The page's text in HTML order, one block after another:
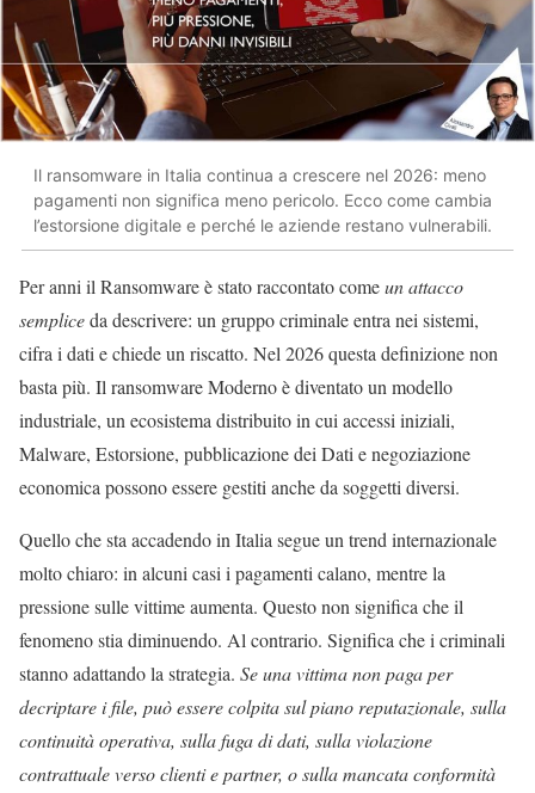
Il ransomware in Italia continua a crescere nel 2026: meno
pagamenti non significa meno pericolo. Ecco come cambia
l’estorsione digitale e perché le aziende restano vulnerabili.
Per anni ilRansomwareè stato raccontato comeun attacco
sempliceda descrivere: un gruppo criminale entra nei sistemi,
cifra i dati e chiede un riscatto. Nel 2026 questa definizione non
basta più. Il ransomware Moderno è diventato un modello
industriale, un ecosistema distribuito in cui accessi iniziali,
Malware, Estorsione, pubblicazione dei Dati e negoziazione
economica possono essere gestiti anche da soggetti diversi.
Quello che sta accadendo in Italia segue un trend internazionale
molto chiaro: in alcuni casi i pagamenti calano, mentre la
pressione sulle vittime aumenta. Questo non significa che il
fenomeno stia diminuendo. Al contrario. Significa chei criminali
stanno adattando la strategia. Se una vittima non paga per
decriptare i file, può essere colpita sul piano reputazionale, sulla
continuità operativa, sulla fuga di dati, sulla violazione
contrattuale verso clienti e partner, o sulla mancata conformità